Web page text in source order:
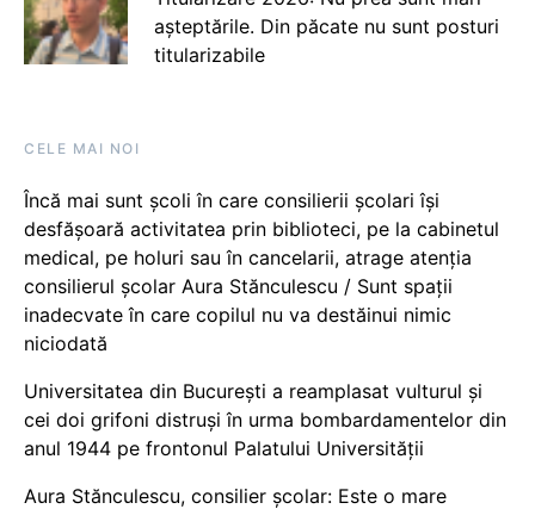
așteptările. Din păcate nu sunt posturi
titularizabile
CELE MAI NOI
Încă mai sunt școli în care consilierii școlari își
desfășoară activitatea prin biblioteci, pe la cabinetul
medical, pe holuri sau în cancelarii, atrage atenția
consilierul școlar Aura Stănculescu / Sunt spații
inadecvate în care copilul nu va destăinui nimic
niciodată
Universitatea din București a reamplasat vulturul și
cei doi grifoni distruși în urma bombardamentelor din
anul 1944 pe frontonul Palatului Universității
Aura Stănculescu, consilier școlar: Este o mare